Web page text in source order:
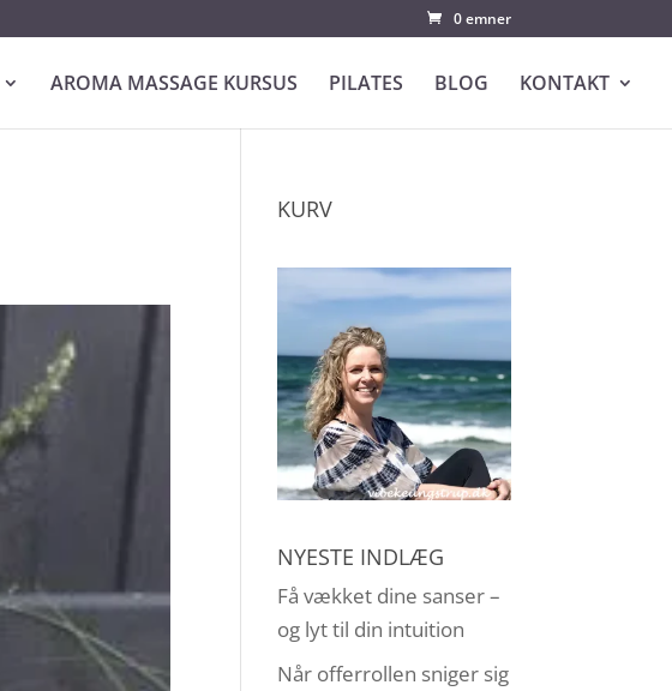
0 emner
AROMA MASSAGE KURSUS PILATES BLOG KONTAKT
KURV
NYESTE INDLÆG
Få vækket dine sanser –
og lyt til din intuition
Når offerrollen sniger sig